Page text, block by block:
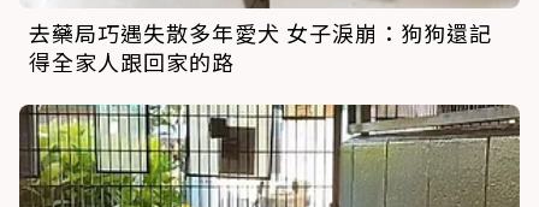
去藥局巧遇失散多年愛犬 女子淚崩：狗狗還記
得全家人跟回家的路